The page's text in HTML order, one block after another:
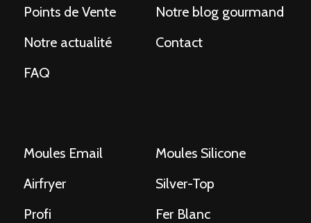
Points de Vente
Notre blog gourmand
Notre actualité
Contact
FAQ
Moules Email
Moules Silicone
Airfryer
Silver-Top
Profi
Fer Blanc